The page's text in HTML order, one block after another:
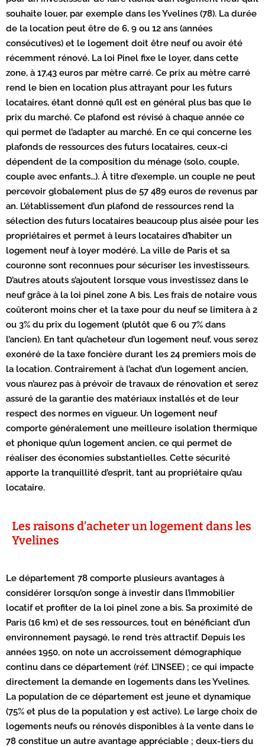
souhaite louer, par exemple dans les Yvelines (78). La durée
de la location peut être de 6, 9 ou 12 ans (années
consécutives) et le logement doit être neuf ou avoir été
récemment rénové. La loi Pinel fixe le loyer, dans cette
zone, à 17,43 euros par mètre carré. Ce prix au mètre carré
rend le bien en location plus attrayant pour les futurs
locataires, étant donné qu’il est en général plus bas que le
prix du marché. Ce plafond est révisé à chaque année ce
qui permet de l’adapter au marché. En ce qui concerne les
plafonds de ressources des futurs locataires, ceux-ci
dépendent de la composition du ménage (solo, couple,
couple avec enfants…). À titre d’exemple, un couple ne peut
percevoir globalement plus de 57 489 euros de revenus par
an. L’établissement d’un plafond de ressources rend la
sélection des futurs locataires beaucoup plus aisée pour les
propriétaires et permet à leurs locataires d’habiter un
logement neuf à loyer modéré. La ville de Paris et sa
couronne sont reconnues pour sécuriser les investisseurs.
D’autres atouts s’ajoutent lorsque vous investissez dans le
neuf grâce à la loi pinel zone A bis. Les frais de notaire vous
coûteront moins cher et la taxe pour du neuf se limitera à 2
ou 3% du prix du logement (plutôt que 6 ou 7% dans
l’ancien). En tant qu’acheteur d’un logement neuf, vous serez
exonéré de la taxe foncière durant les 24 premiers mois de
la location. Contrairement à l’achat d’un logement ancien,
vous n’aurez pas à prévoir de travaux de rénovation et serez
assuré de la garantie des matériaux installés et de leur
respect des normes en vigueur. Un logement neuf
comporte généralement une meilleure isolation thermique
et phonique qu’un logement ancien, ce qui permet de
réaliser des économies substantielles. Cette sécurité
apporte la tranquillité d’esprit, tant au propriétaire qu’au
locataire.
Les raisons d’acheter un logement dans les
Yvelines
Le département 78 comporte plusieurs avantages à
considérer lorsqu’on songe à investir dans l’immobilier
locatif et profiter de la loi pinel zone a bis. Sa proximité de
Paris (16 km) et de ses ressources, tout en bénéficiant d’un
environnement paysagé, le rend très attractif. Depuis les
années 1950, on note un accroissement démographique
continu dans ce département (réf. L’INSEE) ; ce qui impacte
directement la demande en logements dans les Yvelines.
La population de ce département est jeune et dynamique
(75% et plus de la population y est active). Le large choix de
logements neufs ou rénovés disponibles à la vente dans le
78 constitue un autre avantage appréciable ; deux-tiers du